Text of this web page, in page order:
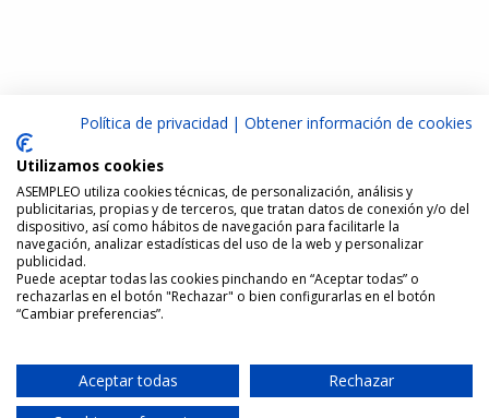
Política de privacidad | Obtener información de cookies
Utilizamos cookies
ASEMPLEO utiliza cookies técnicas, de personalización, análisis y
publicitarias, propias y de terceros, que tratan datos de conexión y/o del
dispositivo, así como hábitos de navegación para facilitarle la
navegación, analizar estadísticas del uso de la web y personalizar
publicidad.
Puede aceptar todas las cookies pinchando en “Aceptar todas” o
rechazarlas en el botón "Rechazar" o bien configurarlas en el botón
“Cambiar preferencias”.
Aceptar todas
Rechazar